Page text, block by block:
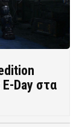
E-Day στα